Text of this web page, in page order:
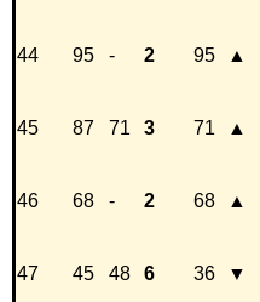
44 95 - 2 95 ▲
45 87 71 3 71 ▲
46 68 - 2 68 ▲
47 45 48 6 36 ▼